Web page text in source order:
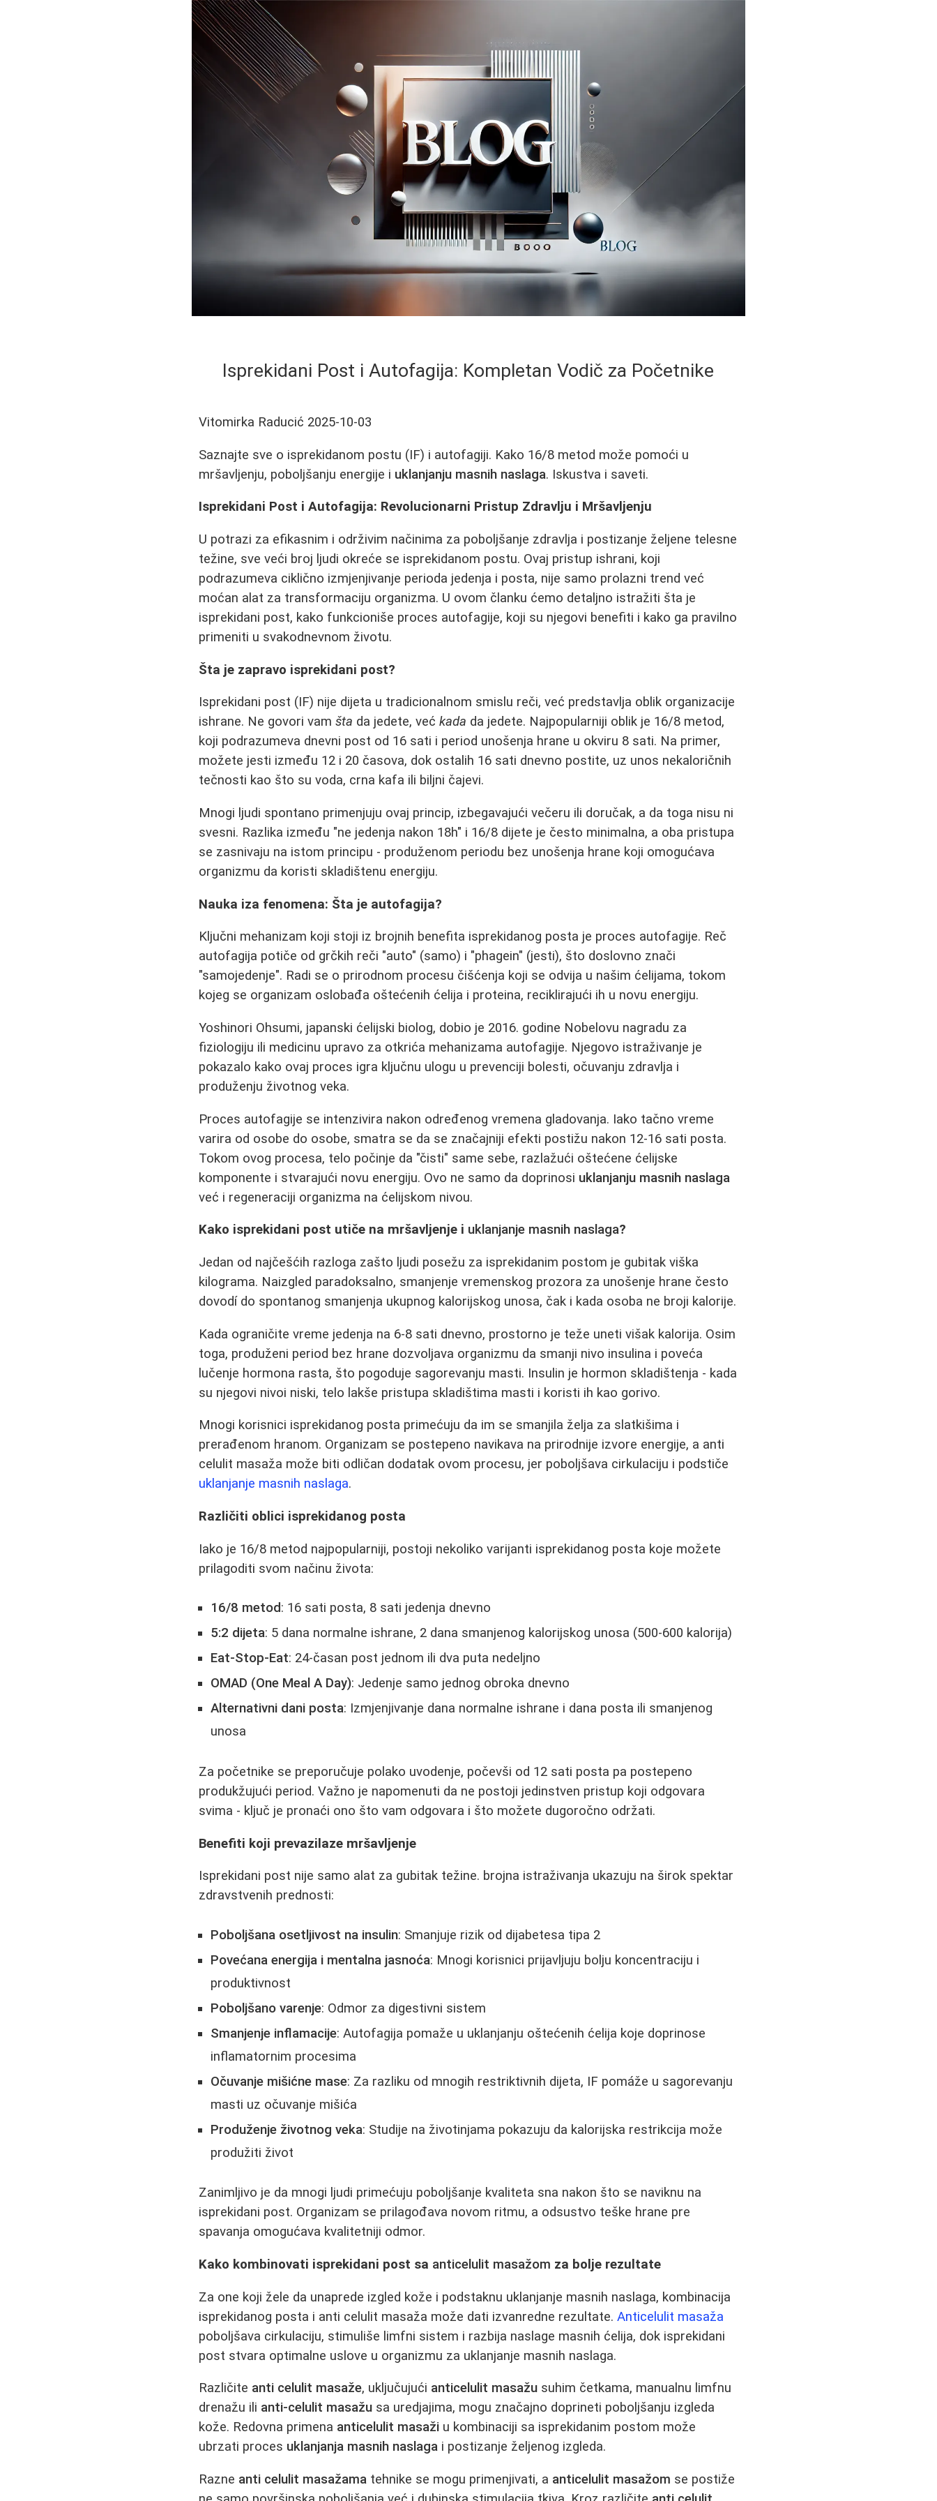
Isprekidani Post i Autofagija: Kompletan Vodič za Početnike
Vitomirka Raducić 2025-10-03
Saznajte sve o isprekidanom postu (IF) i autofagiji. Kako 16/8 metod može pomoći u
mršavljenju, poboljšanju energije i uklanjanju masnih naslaga. Iskustva i saveti.
Isprekidani Post i Autofagija: Revolucionarni Pristup Zdravlju i Mršavljenju
U potrazi za efikasnim i održivim načinima za poboljšanje zdravlja i postizanje željene telesne
težine, sve veći broj ljudi okreće se isprekidanom postu. Ovaj pristup ishrani, koji
podrazumeva ciklično izmjenjivanje perioda jedenja i posta, nije samo prolazni trend već
moćan alat za transformaciju organizma. U ovom članku ćemo detaljno istražiti šta je
isprekidani post, kako funkcioniše proces autofagije, koji su njegovi benefiti i kako ga pravilno
primeniti u svakodnevnom životu.
Šta je zapravo isprekidani post?
Isprekidani post (IF) nije dijeta u tradicionalnom smislu reči, već predstavlja oblik organizacije
ishrane. Ne govori vamšta da jedete, većkada da jedete. Najpopularniji oblik je 16/8 metod,
koji podrazumeva dnevni post od 16 sati i period unošenja hrane u okviru 8 sati. Na primer,
možete jesti između 12 i 20 časova, dok ostalih 16 sati dnevno postite, uz unos nekaloričnih
tečnosti kao što su voda, crna kafa ili biljni čajevi.
Mnogi ljudi spontano primenjuju ovaj princip, izbegavajući večeru ili doručak, a da toga nisu ni
svesni. Razlika između "ne jedenja nakon 18h" i 16/8 dijete je često minimalna, a oba pristupa
se zasnivaju na istom principu - produženom periodu bez unošenja hrane koji omogućava
organizmu da koristi skladištenu energiju.
Nauka iza fenomena: Šta je autofagija?
Ključni mehanizam koji stoji iz brojnih benefita isprekidanog posta je proces autofagije. Reč
autofagija potiče od grčkih reči "auto" (samo) i "phagein" (jesti), što doslovno znači
"samojedenje". Radi se o prirodnom procesu čišćenja koji se odvija u našim ćelijama, tokom
kojeg se organizam oslobađa oštećenih ćelija i proteina, reciklirajući ih u novu energiju.
Yoshinori Ohsumi, japanski ćelijski biolog, dobio je 2016. godine Nobelovu nagradu za
fiziologiju ili medicinu upravo za otkrića mehanizama autofagije. Njegovo istraživanje je
pokazalo kako ovaj proces igra ključnu ulogu u prevenciji bolesti, očuvanju zdravlja i
produženju životnog veka.
Proces autofagije se intenzivira nakon određenog vremena gladovanja. Iako tačno vreme
varira od osobe do osobe, smatra se da se značajniji efekti postižu nakon 12-16 sati posta.
Tokom ovog procesa, telo počinje da "čisti" same sebe, razlažući oštećene ćelijske
komponente i stvarajući novu energiju. Ovo ne samo da doprinosi uklanjanju masnih naslaga
već i regeneraciji organizma na ćelijskom nivou.
Kako isprekidani post utiče na mršavljenje i uklanjanje masnih naslaga?
Jedan od najčešćih razloga zašto ljudi posežu za isprekidanim postom je gubitak viška
kilograma. Naizgled paradoksalno, smanjenje vremenskog prozora za unošenje hrane često
dovodí do spontanog smanjenja ukupnog kalorijskog unosa, čak i kada osoba ne broji kalorije.
Kada ograničite vreme jedenja na 6-8 sati dnevno, prostorno je teže uneti višak kalorija. Osim
toga, produženi period bez hrane dozvoljava organizmu da smanji nivo insulina i poveća
lučenje hormona rasta, što pogoduje sagorevanju masti. Insulin je hormon skladištenja - kada
su njegovi nivoi niski, telo lakše pristupa skladištima masti i koristi ih kao gorivo.
Mnogi korisnici isprekidanog posta primećuju da im se smanjila želja za slatkišima i
prerađenom hranom. Organizam se postepeno navikava na prirodnije izvore energije, a anti
celulit masaža može biti odličan dodatak ovom procesu, jer poboljšava cirkulaciju i podstiče
uklanjanje masnih naslaga.
Različiti oblici isprekidanog posta
Iako je 16/8 metod najpopularniji, postoji nekoliko varijanti isprekidanog posta koje možete
prilagoditi svom načinu života:
16/8 metod: 16 sati posta, 8 sati jedenja dnevno
5:2 dijeta: 5 dana normalne ishrane, 2 dana smanjenog kalorijskog unosa (500-600 kalorija)
Eat-Stop-Eat: 24-časan post jednom ili dva puta nedeljno
OMAD (One Meal A Day): Jedenje samo jednog obroka dnevno
Alternativni dani posta: Izmjenjivanje dana normalne ishrane i dana posta ili smanjenog
unosa
Za početnike se preporučuje polako uvodenje, počevši od 12 sati posta pa postepeno
produkžujući period. Važno je napomenuti da ne postoji jedinstven pristup koji odgovara
svima - ključ je pronaći ono što vam odgovara i što možete dugoročno održati.
Benefiti koji prevazilaze mršavljenje
Isprekidani post nije samo alat za gubitak težine. brojna istraživanja ukazuju na širok spektar
zdravstvenih prednosti:
Poboljšana osetljivost na insulin: Smanjuje rizik od dijabetesa tipa 2
Povećana energija i mentalna jasnoća: Mnogi korisnici prijavljuju bolju koncentraciju i
produktivnost
Poboljšano varenje: Odmor za digestivni sistem
Smanjenje inflamacije: Autofagija pomaže u uklanjanju oštećenih ćelija koje doprinose
inflamatornim procesima
Očuvanje mišićne mase: Za razliku od mnogih restriktivnih dijeta, IF pomáže u sagorevanju
masti uz očuvanje mišića
Produženje životnog veka: Studije na životinjama pokazuju da kalorijska restrikcija može
produžiti život
Zanimljivo je da mnogi ljudi primećuju poboljšanje kvaliteta sna nakon što se naviknu na
isprekidani post. Organizam se prilagođava novom ritmu, a odsustvo teške hrane pre
spavanja omogućava kvalitetniji odmor.
Kako kombinovati isprekidani post sa anticelulit masažom za bolje rezultate
Za one koji žele da unaprede izgled kože i podstaknu uklanjanje masnih naslaga, kombinacija
isprekidanog posta i anti celulit masaža može dati izvanredne rezultate.Anticelulit masaža
poboljšava cirkulaciju, stimuliše limfni sistem i razbija naslage masnih ćelija, dok isprekidani
post stvara optimalne uslove u organizmu za uklanjanje masnih naslaga.
Različite anti celulit masaže, uključujući anticelulit masažu suhim četkama, manualnu limfnu
drenažu ili anti-celulit masažu sa uredjajima, mogu značajno doprineti poboljšanju izgleda
kože. Redovna primena anticelulit masaži u kombinaciji sa isprekidanim postom može
ubrzati proces uklanjanja masnih naslaga i postizanje željenog izgleda.
Razne anti celulit masažama tehnike se mogu primenjivati, a anticelulit masažom se postiže